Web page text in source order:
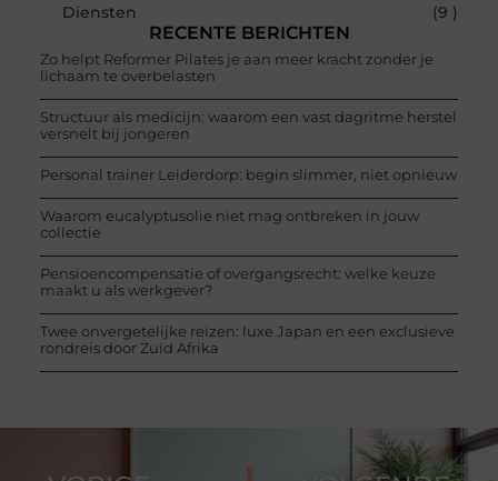
Diensten
(9 )
RECENTE BERICHTEN
Zo helpt Reformer Pilates je aan meer kracht zonder je
lichaam te overbelasten
Structuur als medicijn: waarom een vast dagritme herstel
versnelt bij jongeren
Personal trainer Leiderdorp: begin slimmer, niet opnieuw
Waarom eucalyptusolie niet mag ontbreken in jouw
collectie
Pensioencompensatie of overgangsrecht: welke keuze
maakt u als werkgever?
Twee onvergetelijke reizen: luxe Japan en een exclusieve
rondreis door Zuid Afrika